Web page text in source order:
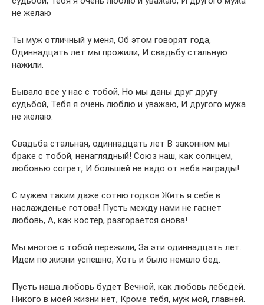
не желаю
Ты муж отличный у меня, Об этом говорят года,
Одиннадцать лет мы прожили, И свадьбу стальную
нажили.
Бывало все у нас с тобой, Но мы даны друг другу
судьбой, Тебя я очень люблю и уважаю, И другого мужа
не желаю.
Свадьба стальная, одиннадцать лет В законном мы
браке с тобой, ненаглядный! Союз наш, как солнцем,
любовью согрет, И большей не надо от неба награды!
С мужем таким даже сотню годков Жить я себе в
наслажденье готова! Пусть между нами не гаснет
любовь, А, как костёр, разгорается снова!
Мы многое с тобой пережили, За эти одиннадцать лет.
Идем по жизни успешно, Хоть и было немало бед.
Пусть наша любовь будет Вечной, как любовь лебедей.
Никого в моей жизни нет, Кроме тебя, муж мой, главней.